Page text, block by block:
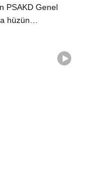
PSAKD Genel
hüzün…